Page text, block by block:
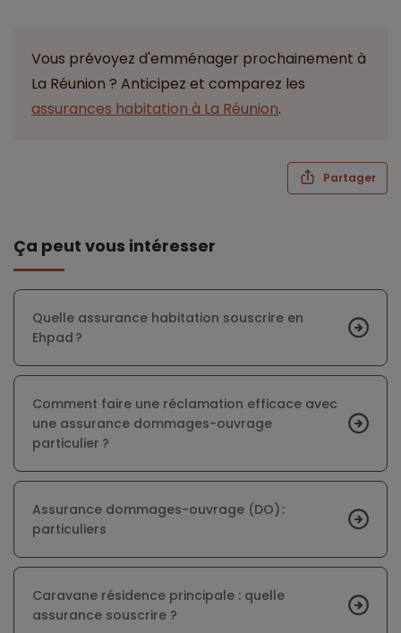
Vous prévoyez d'emménager prochainement à
La Réunion ? Anticipez et comparez les
assurances habitation à La Réunion.
Partager
Ça peut vous intéresser
Quelle assurance habitation souscrire en
Ehpad ?
Comment faire une réclamation efficace avec
une assurance dommages-ouvrage
particulier ?
Assurance dommages-ouvrage (DO) :
particuliers
Caravane résidence principale : quelle
assurance souscrire ?